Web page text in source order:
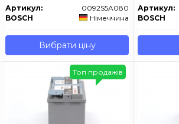
Артикул:
0092S5A080
BOSCH
Німеччина
Вибрати ціну
Артикул:
BOSCH
Топ продажів